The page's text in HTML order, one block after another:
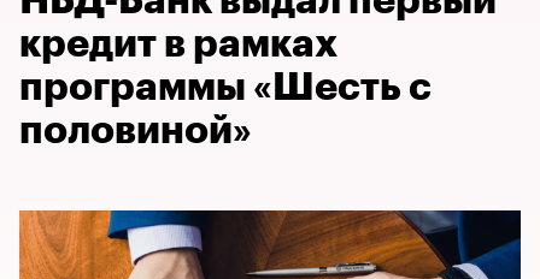
кредит в рамках
программы «Шесть с
половиной»